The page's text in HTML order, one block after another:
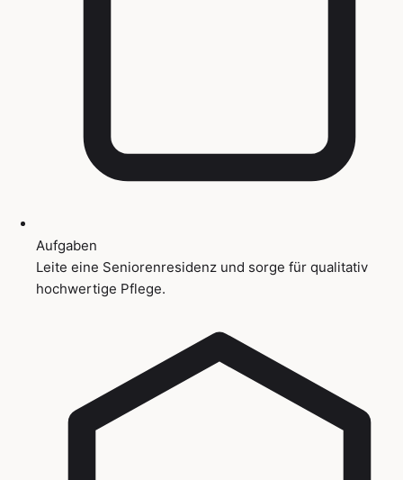
Aufgaben
Leite eine Seniorenresidenz und sorge für qualitativ
hochwertige Pflege.